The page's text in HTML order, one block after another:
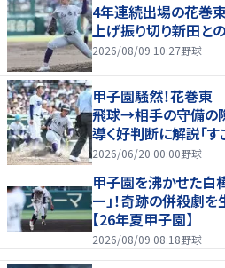
4年連続出場の花巻
上げ振り切り新田と
2026/08/09 10:27野球
甲子園騒然！花巻
飛球→相手の守備の
導く好判断に解説「
いプレー」
2026/06/20 00:00野球
甲子園を沸かせた白
ー」！奇跡の併殺劇
【26年夏甲子園】
2026/08/09 08:18野球